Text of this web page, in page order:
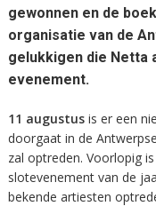
gewonnen en de
organisatie van de
gelukkigen die Netta
evenement.
11 augustusis er een
doorgaat in de
zal optreden. Voorlopig
slotevenement van de
bekende artiesten